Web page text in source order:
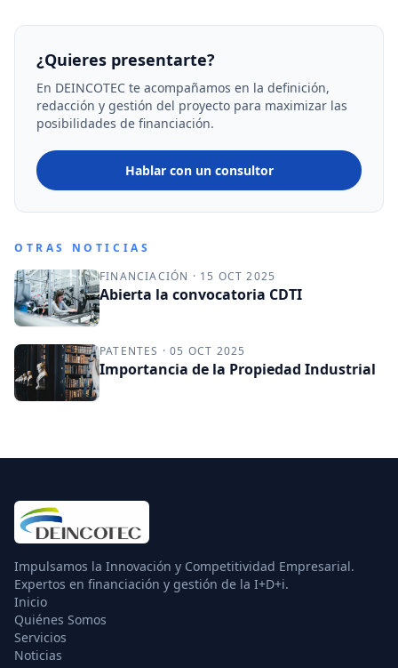
¿Quieres presentarte?
En DEINCOTEC te acompañamos en la definición,
redacción y gestión del proyecto para maximizar las
posibilidades de financiación.
Hablar con un consultor
OTRAS NOTICIAS
FINANCIACIÓN · 15 OCT 2025
Abierta la convocatoria CDTI
PATENTES · 05 OCT 2025
Importancia de la Propiedad Industrial
Impulsamos la Innovación y Competitividad Empresarial.
Expertos en financiación y gestión de la I+D+i.
Inicio
Quiénes Somos
Servicios
Noticias